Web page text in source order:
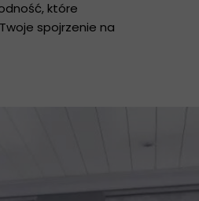
które
spojrzenie na